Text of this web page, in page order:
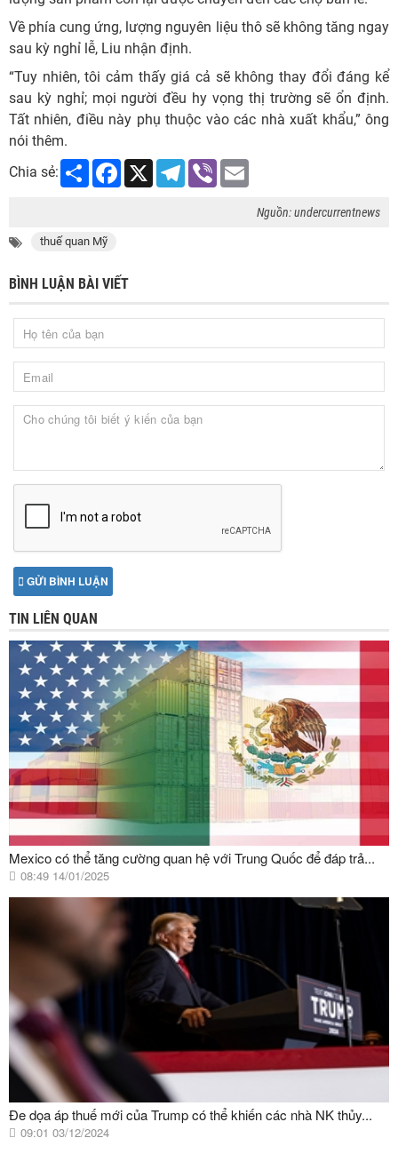
Về phía cung ứng, lượng nguyên liệu thô sẽ không tăng ngay
sau kỳ nghỉ lễ, Liu nhận định.
“Tuy nhiên, tôi cảm thấy giá cả sẽ không thay đổi đáng kể
sau kỳ nghỉ; mọi người đều hy vọng thị trường sẽ ổn định.
Tất nhiên, điều này phụ thuộc vào các nhà xuất khẩu,” ông
nói thêm.
Chia sẻ:
Share Facebook
X Telegram
Viber
Nguồn: undercurrentnews
thuế quan Mỹ
BÌNH LUẬN BÀI VIẾT
GỬI BÌNH LUẬN
TIN LIÊN QUAN
Mexico có thể tăng cường quan hệ với Trung Quốc để đáp trả...
08:49 14/01/2025
Đe dọa áp thuế mới của Trump có thể khiến các nhà NK thủy...
09:01 03/12/2024